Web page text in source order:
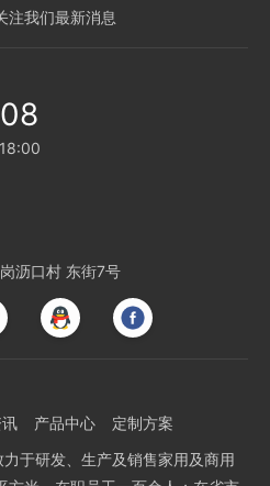
注我们最新消息
沥口村 东街7号
产品中心
定制方案
于研发、生产及销售家用及商用